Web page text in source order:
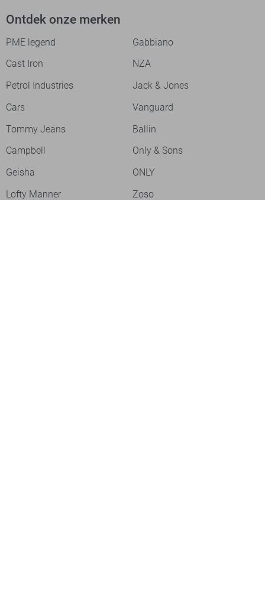
Ontdek onze merken
PME legend
Gabbiano
Cast Iron
NZA
Petrol Industries
Jack & Jones
Cars
Vanguard
Tommy Jeans
Ballin
Campbell
Only & Sons
Geisha
ONLY
Lofty Manner
Zoso